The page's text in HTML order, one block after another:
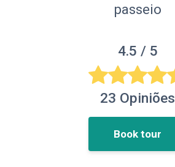
passeio
4.5 / 5
23 Opiniões
Book tour